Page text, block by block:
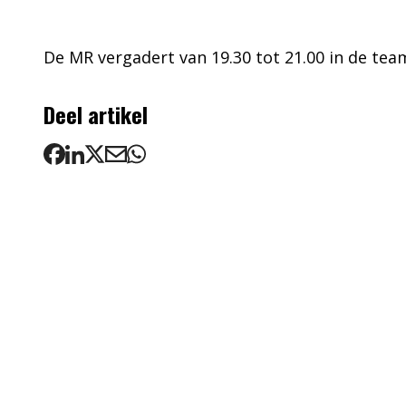
De MR vergadert van 19.30 tot 21.00 in de
Deel artikel